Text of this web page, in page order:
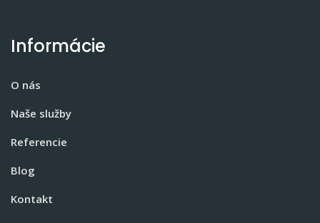
Informácie
O nás
Naše služby
Referencie
Blog
Kontakt